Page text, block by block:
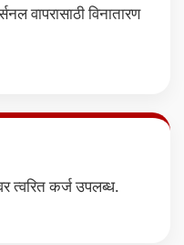
वापरासाठी विनातारण
त्वरित कर्ज उपलब्ध.